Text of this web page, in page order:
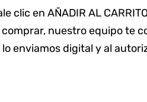
clic en AÑADIR AL
comprar, nuestro equipo te
enviamos digital y al